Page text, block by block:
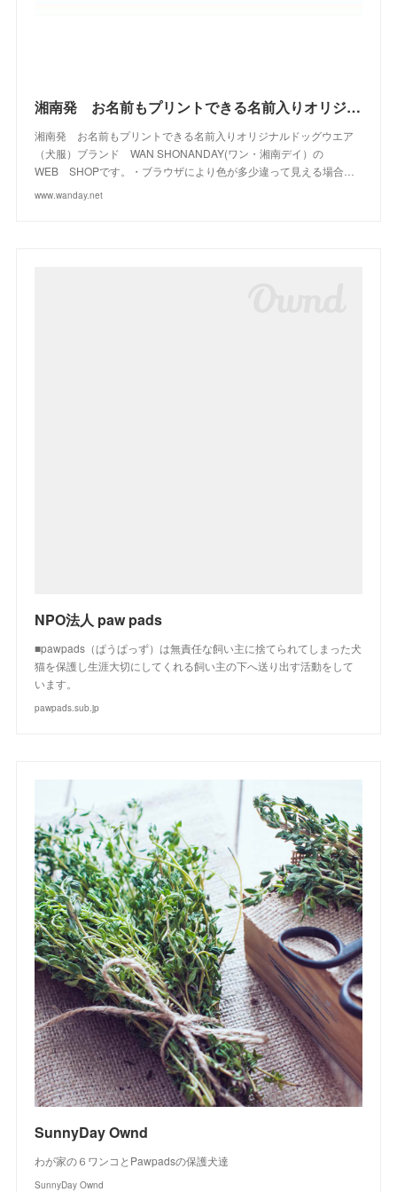
13)
(2) 湘南発 お名前もプリントできる名前入りオリジナルドッグウエアブランド WAN SHONANDAY(ワン・湘南デイ）の WEB SHOPです
湘南発 お名前もプリントできる名前入りオリジナルドッグウエア
（犬服）ブランド WAN SHONANDAY(ワン・湘南デイ）の
WEB SHOPです。・ブラウザにより色が多少違って見える場合…
www.wanday.net
NPO法人 paw pads
■pawpads（ぱうぱっず）は無責任な飼い主に捨てられてしまった犬
猫を保護し生涯大切にしてくれる飼い主の下へ送り出す活動をして
います。
pawpads.sub.jp
SunnyDay Ownd
わが家の６ワンコとPawpadsの保護犬達
SunnyDay Ownd